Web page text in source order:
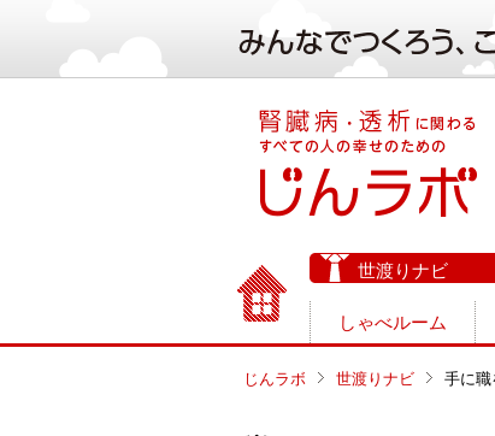
世渡りナビ
しゃべルーム
じんラボ 世渡りナビ 手に職